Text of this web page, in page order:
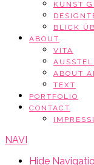
KUNST
BLICK
ABOUT
VITA
ABOUT
TEXT
PORTFOLIO
CONTACT
NAVI
Hide